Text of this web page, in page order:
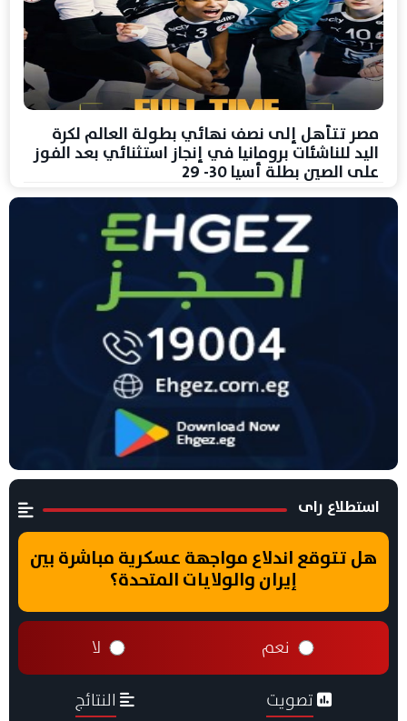
مصر تتأهل إلى نصف نهائي بطولة العالم لكرة
اليد للناشئات برومانيا في إنجاز استثنائي بعد الفوز
على الصين بطلة أسيا 30- 29
استطلاع راى
هل تتوقع اندلاع مواجهة عسكرية مباشرة بين
إيران والولايات المتحدة؟
نعم لا
تصويت النتائج